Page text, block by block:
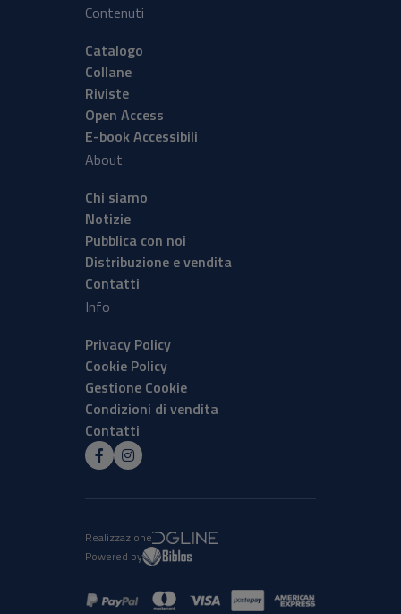
Contenuti
Catalogo
Collane
Riviste
Open Access
E-book Accessibili
About
Chi siamo
Notizie
Pubblica con noi
Distribuzione e vendita
Contatti
Info
Privacy Policy
Cookie Policy
Gestione Cookie
Condizioni di vendita
Contatti
Realizzazione
Powered by